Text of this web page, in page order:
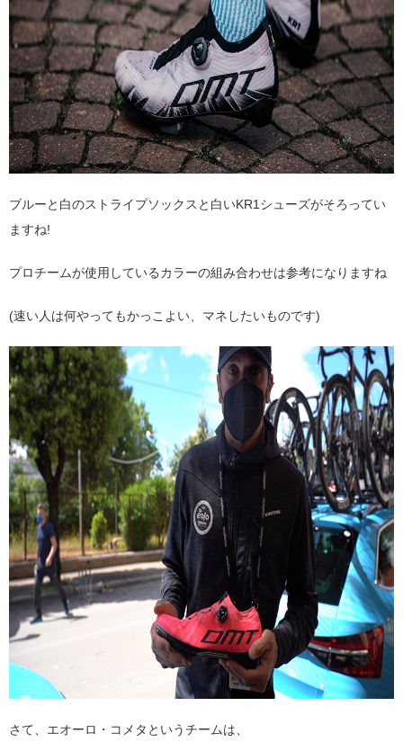
ブルーと白のストライプソックスと白いKR1シューズがそろってい
ますね!
プロチームが使用しているカラーの組み合わせは参考になりますね
(速い人は何やってもかっこよい、マネしたいものです)
さて、エオーロ・コメタというチームは、